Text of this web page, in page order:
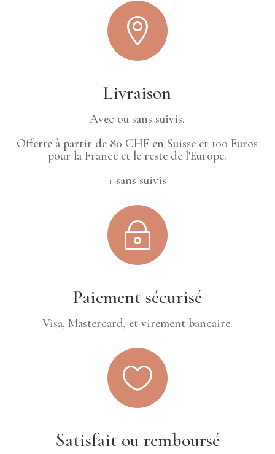

Livraison
Avec ou sans suivis.
Offerte à partir de 80 CHF en Suisse et 100 Euros
pour la France et le reste de l'Europe.
+ sans suivis
~
Paiement sécurisé
Visa, Mastercard, et virement bancaire.

Satisfait ou remboursé